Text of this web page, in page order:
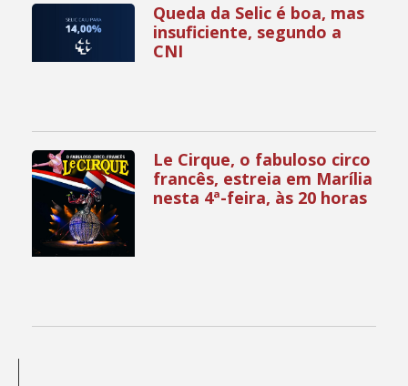
Queda da Selic é boa, mas
insuficiente, segundo a
CNI
Le Cirque, o fabuloso circo
francês, estreia em Marília
nesta 4ª-feira, às 20 horas